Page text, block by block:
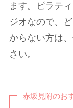
ます。ピラテ
ジオなので、
からない方は
さい。
赤坂見附のお